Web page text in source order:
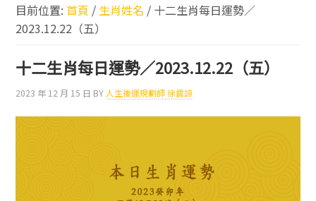
師
徐
震
諒
目前位置:首頁 / 生肖姓名 / 十二生肖每日運勢／
2023.12.22（五）
十二生肖每日運勢／2023.12.22（五）
2023 年 12 月 15 日 BY 人生後運規劃師 徐震諒